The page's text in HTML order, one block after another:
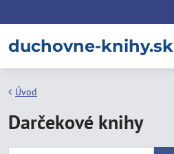
duchovne-knihy.sk
Úvod
Darčekové knihy